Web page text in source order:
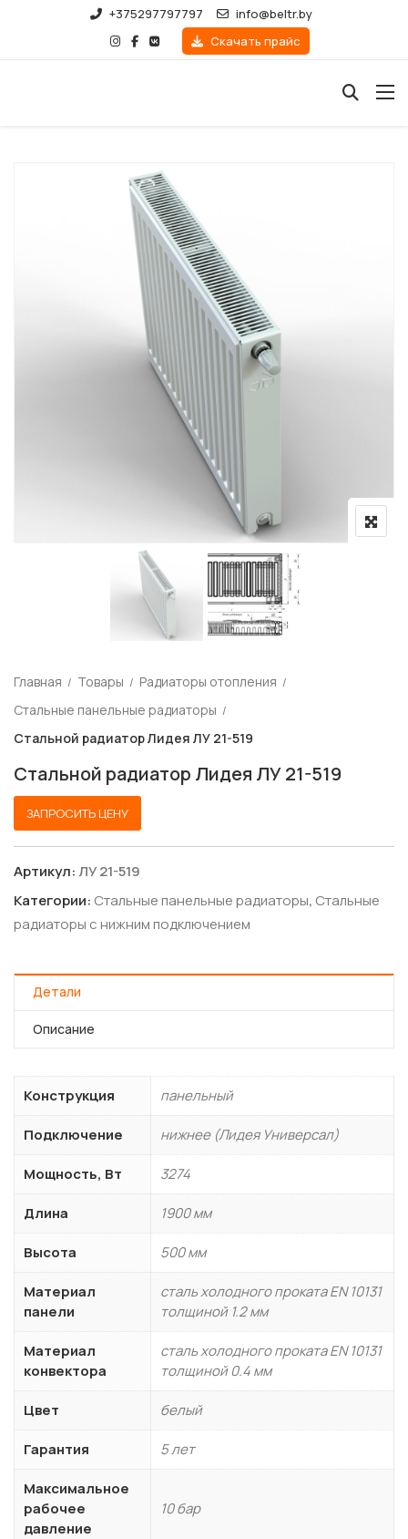
+375297797797
info@beltr.by
Скачать прайс
Главная Товары
Радиаторы отопления
Стальные панельные радиаторы
Стальной радиатор Лидея ЛУ 21-519
Стальной радиатор Лидея ЛУ 21-519
ЗАПРОСИТЬ ЦЕНУ
Артикул:ЛУ 21-519
Категории: Стальные панельные радиаторы, Стальные
радиаторы с нижним подключением
Детали
Описание
Конструкция панельный
Подключение нижнее (Лидея Универсал)
Мощность, Вт 3274
Длина 1900 мм
Высота 500 мм
Материал
панели
сталь холодного проката EN 10131
толщиной 1.2 мм
Материал
конвектора
сталь холодного проката EN 10131
толщиной 0.4 мм
Цвет белый
Гарантия 5 лет
Максимальное
рабочее
давление
10 бар